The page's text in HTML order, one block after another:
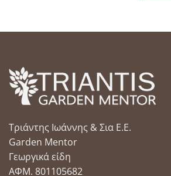
Τριάντης Ιωάννης & Σια Ε.Ε.
Garden Mentor
Γεωργικά είδη
ΑΦΜ. 801105682